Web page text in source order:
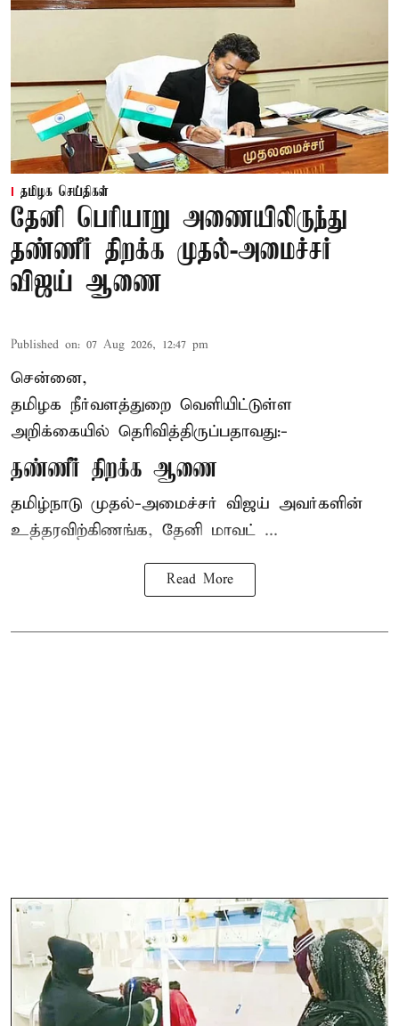
தமிழக செய்திகள்
தேனி பெரியாறு அணையிலிருந்து
தண்ணீர் திறக்க முதல்-அமைச்சர்
விஜய் ஆணை
Published on: 07 Aug 2026, 12:47 pm
சென்னை,
தமிழக நீர்வளத்துறை வெளியிட்டுள்ள
அறிக்கையில் தெரிவித்திருப்பதாவது:-
தண்ணீர் திறக்க ஆணை
தமிழ்நாடு முதல்-அமைச்சர் விஜய் அவர்களின்
உத்தரவிற்கிணங்க, தேனி மாவட் ...
Read More